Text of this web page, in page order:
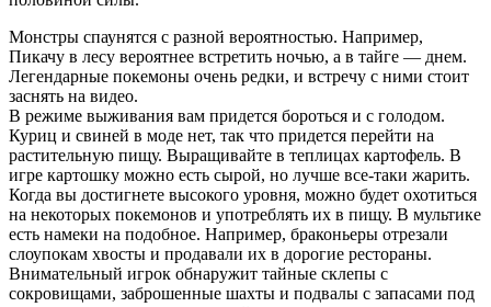
Монстры спаунятся с разной вероятностью. Например,
Пикачу в лесу вероятнее встретить ночью, а в тайге — днем.
Легендарные покемоны очень редки, и встречу с ними стоит
заснять на видео.
В режиме выживания вам придется бороться и с голодом.
Куриц и свиней в моде нет, так что придется перейти на
растительную пищу. Выращивайте в теплицах картофель. В
игре картошку можно есть сырой, но лучше все-таки жарить.
Когда вы достигнете высокого уровня, можно будет охотиться
на некоторых покемонов и употреблять их в пищу. В мультике
есть намеки на подобное. Например, браконьеры отрезали
слоупокам хвосты и продавали их в дорогие рестораны.
Внимательный игрок обнаружит тайные склепы с
сокровищами, заброшенные шахты и подвалы с запасами под